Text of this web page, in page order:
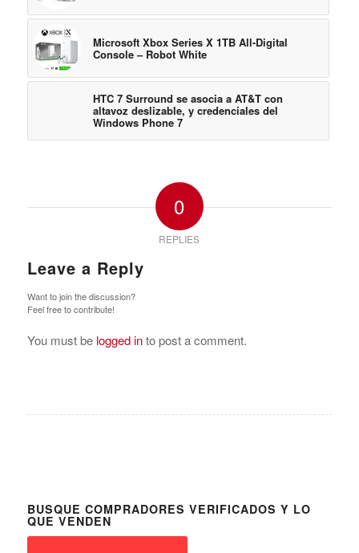
Microsoft Xbox Series X 1TB All-Digital
Console – Robot White
HTC 7 Surround se asocia a AT&T con
altavoz deslizable, y credenciales del
Windows Phone 7
0
REPLIES
Leave a Reply
Want to join the discussion?
Feel free to contribute!
You must be logged into post a comment.
BUSQUE COMPRADORES VERIFICADOS Y LO
QUE VENDEN